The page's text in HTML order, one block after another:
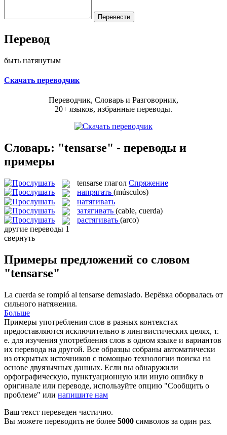
Перевод
быть натянутым
Скачать переводчик
Переводчик, Словарь и Разговорник,
20+ языков, избранные переводы.
Словарь: "tensarse" - переводы и
примеры
tensarse глагол Спряжение
напрягать (músculos)
натягивать
затягивать (cable, cuerda)
растягивать (arco)
другие переводы 1
свернуть
Примеры предложений со словом
"tensarse"
La cuerda se rompió al tensarse demasiado. Верёвка оборвалась от
сильного натяжения.
Больше
Примеры употребления слов в разных контекстах
предоставляются исключительно в лингвистических целях, т.
е. для изучения употребления слов в одном языке и вариантов
их перевода на другой. Все образцы собраны автоматически
из открытых источников с помощью технологии поиска на
основе двуязычных данных. Если вы обнаружили
орфографическую, пунктуационную или иную ошибку в
оригинале или переводе, используйте опцию "Сообщить о
проблеме" или напишите нам
Ваш текст переведен частично.
Вы можете переводить не более 5000 символов за один раз.